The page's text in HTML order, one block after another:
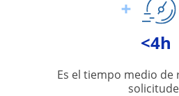
<4h
Es el tiempo medio de